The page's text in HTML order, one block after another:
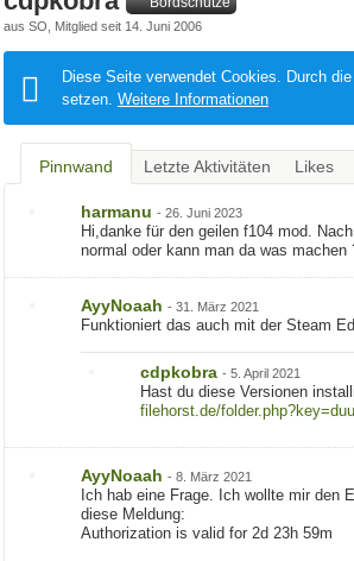
aus SO Mitglied seit 14. Juni 2006
Diese Seite verwendet Cookies. Durch
setzen. Weitere Informationen
Pinnwand Letzte Aktivitäten Likes
harmanu - 26. Juni 2023
Hi,danke für den geilen f104 mod.
normal oder kann man da was machen
AyyNoaah - 31. März 2021
Funktioniert das auch mit der Steam
cdpkobra - 5. April 2021
Hast du diese Versionen
filehorst.de/
AyyNoaah - 8. März 2021
Ich hab eine Frage. Ich wollte mir den
diese Meldung:
Authorization is valid for 2d 23h 59m